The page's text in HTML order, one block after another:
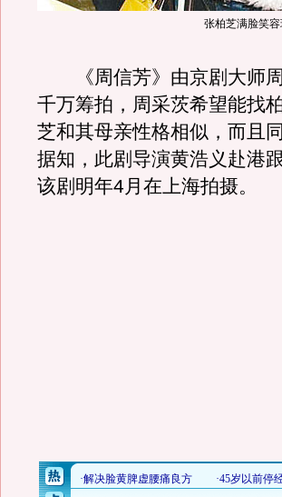
张柏芝满脸笑
《周信芳》由京剧大师周
千万筹拍，周采茨希望能找
芝和其母亲性格相似，而且
据知，此剧导演黄浩义赴港
该剧明年4月在上海拍摄。